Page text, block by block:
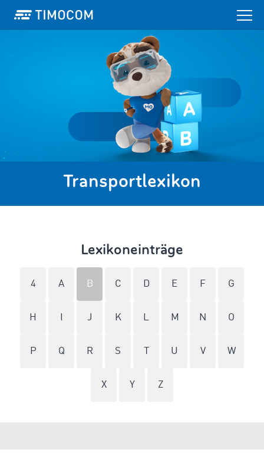
Transportlexikon
Lexikoneinträge
4 A B C D E F G
H J K L M N O
P Q R S U V W
X Y Z